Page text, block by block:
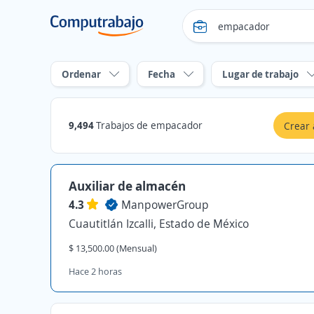
Ordenar Fecha Lugar de trabajo
9,494Trabajos de empacador Crear
Auxiliar de almacén
4.3
ManpowerGroup
Cuautitlán Izcalli, Estado de México
$ 13,500.00 (Mensual)
Hace 2 horas